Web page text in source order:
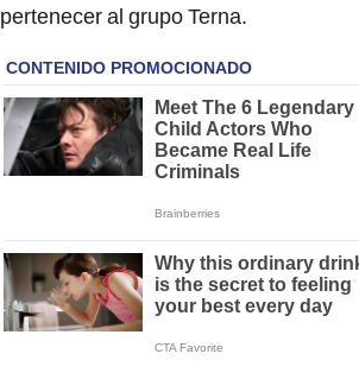
pertenecer al grupo Terna.